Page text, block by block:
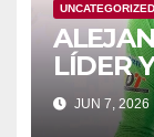
UNCATEGORIZED
LÍDER
PUNTA
JUN 7, 2026